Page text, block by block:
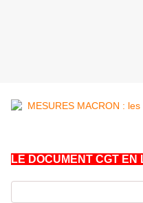
LE DOCUMENT CGT EN